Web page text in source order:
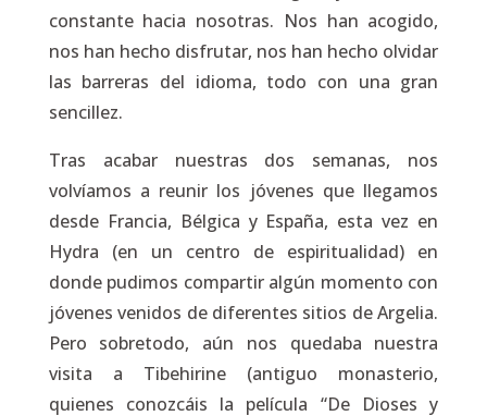
constante hacia nosotras. Nos han acogido,
nos han hecho disfrutar, nos han hecho olvidar
las barreras del idioma, todo con una gran
sencillez.
Tras acabar nuestras dos semanas, nos
volvíamos a reunir los jóvenes que llegamos
desde Francia, Bélgica y España, esta vez en
Hydra (en un centro de espiritualidad) en
donde pudimos compartir algún momento con
jóvenes venidos de diferentes sitios de Argelia.
Pero sobretodo, aún nos quedaba nuestra
visita a Tibehirine (antiguo monasterio,
quienes conozcáis la película “De Dioses y